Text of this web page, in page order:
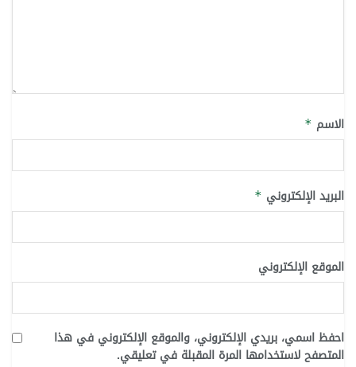
الاسم *
البريد الإلكتروني *
الموقع الإلكتروني
احفظ اسمي، بريدي الإلكتروني، والموقع الإلكتروني في هذا
المتصفح لاستخدامها المرة المقبلة في تعليقي.